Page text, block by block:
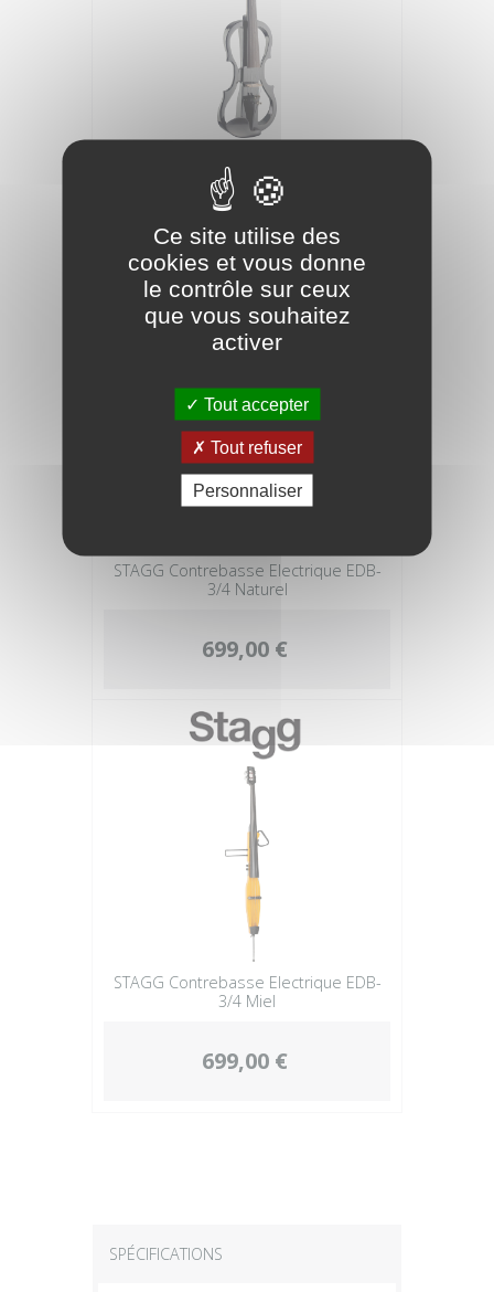
Noir
209,90 €
STAGG Contrebasse Electrique EDB-
3/4 Naturel
699,00 €
STAGG Contrebasse Electrique EDB-
3/4 Miel
699,00 €
SPÉCIFICATIONS
Ce site utilise des
cookies et vous donne
le contrôle sur ceux
que vous souhaitez
activer
Tout accepter
Tout refuser
Personnaliser